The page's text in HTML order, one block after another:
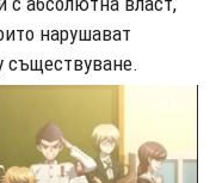
нарушават
съществуване.